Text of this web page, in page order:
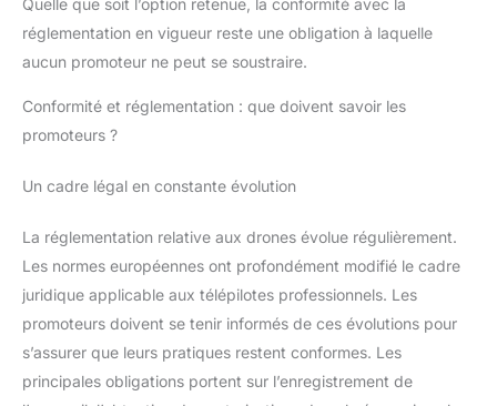
Quelle que soit l’option retenue, la conformité avec la
réglementation en vigueur reste une obligation à laquelle
aucun promoteur ne peut se soustraire.
Conformité et réglementation : que doivent savoir les
promoteurs ?
Un cadre légal en constante évolution
La réglementation relative aux drones évolue régulièrement.
Les normes européennes ont profondément modifié le cadre
juridique applicable aux télépilotes professionnels. Les
promoteurs doivent se tenir informés de ces évolutions pour
s’assurer que leurs pratiques restent conformes. Les
principales obligations portent sur l’enregistrement de